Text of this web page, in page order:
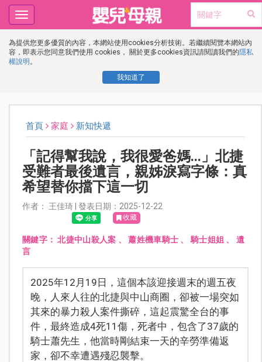
為提供您更多優質的內容，本網站使用cookies分析技術。若繼續閱覽本網站內
容，即表示您同意我們使用 cookies， 關於更多cookies資訊請閱讀我們的隱私
權說明 。
我知道了
Toggle
navigation
首頁 家庭 新知快遞
「記得幫我說，我很愛爸媽...」北捷
受難者最後遺言，親姊淚寫字條：真
希望替你擋下這一切
作者： 王佳琦 | 發表日期：2025-12-22
收藏
關鍵字：北捷中山殺人案 、蕭姓機車騎士 、 騎士姐姐 、遺
言
2025年12月19日，這個本該迎接週末的週五夜
晚，人來人往的北捷與中山商圈，卻被一場突如
其來的暴力殺人案件撕碎，這起震驚全台的事
件，最終造成4死11傷，死者中，包含了37歲的
騎士蕭先生，他當時剛結束一天的辛勞準備返
家，卻不幸遭遇殘忍襲擊。